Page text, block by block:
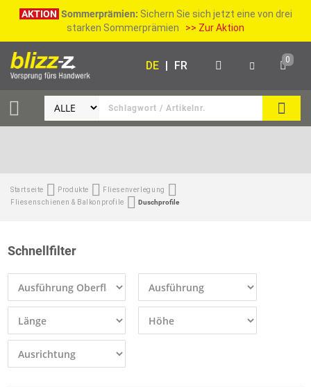
AKTION Sommerprämien: Sichern Sie sich jetzt eine von drei
starken Sommerprämien >> Zur Aktion
SUCHE
DE | FR 0
Startseite Produkte
Fliesenverlegung
Fliesenschienen & Balkonprofile
Duschprofile
Schnellfilter